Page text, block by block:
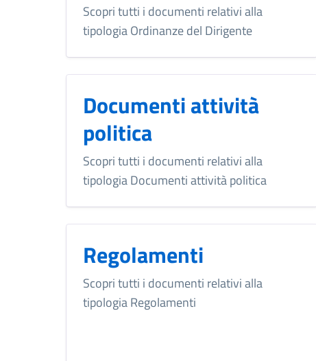
Scopri tutti i documenti relativi alla
tipologia Ordinanze del Dirigente
Documenti attività
politica
Scopri tutti i documenti relativi alla
tipologia Documenti attività politica
Regolamenti
Scopri tutti i documenti relativi alla
tipologia Regolamenti